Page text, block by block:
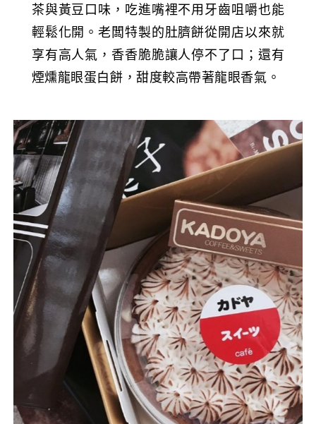
茶與黃豆口味，吃進嘴裡不用牙齒咀嚼也能
輕鬆化開。老闆特製的肚臍餅從開店以來就
享有高人氣，香香脆脆讓人停不了口；還有
煙燻龍眼蛋白餅，甜度較高帶著龍眼香氣。